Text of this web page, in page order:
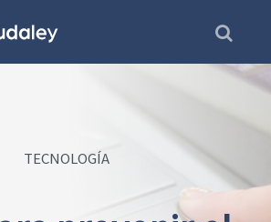
TECNOLOGÍA